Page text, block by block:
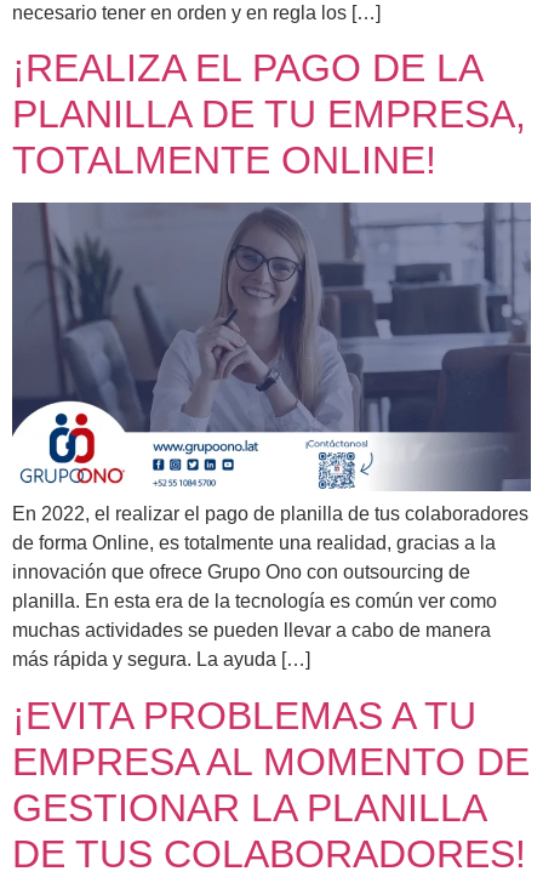
necesario tener en orden y en regla los […]
¡REALIZA EL PAGO DE LA
PLANILLA DE TU EMPRESA,
TOTALMENTE ONLINE!
En 2022, el realizar el pago de planilla de tus colaboradores
de forma Online, es totalmente una realidad, gracias a la
innovación que ofrece Grupo Ono con outsourcing de
planilla. En esta era de la tecnología es común ver como
muchas actividades se pueden llevar a cabo de manera
más rápida y segura. La ayuda […]
¡EVITA PROBLEMAS A TU
EMPRESA AL MOMENTO DE
GESTIONAR LA PLANILLA
DE TUS COLABORADORES!